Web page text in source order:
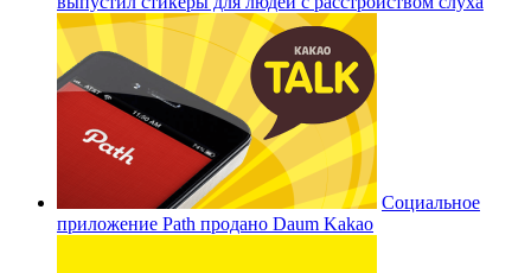
Социальное
приложение Path продано Daum Kakao